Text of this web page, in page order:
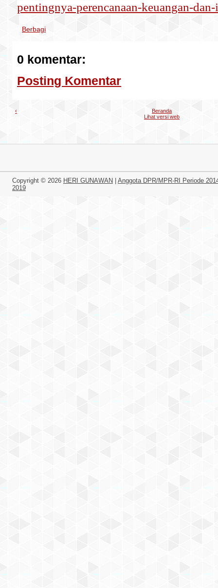
pentingnya-perencanaan-keuangan-
Berbagi
0 komentar:
Posting Komentar
‹
Beranda
Lihat versi web
Copyright © 2026 HERI GUNAWAN
Anggota DPR/MPR-RI Periode
2019